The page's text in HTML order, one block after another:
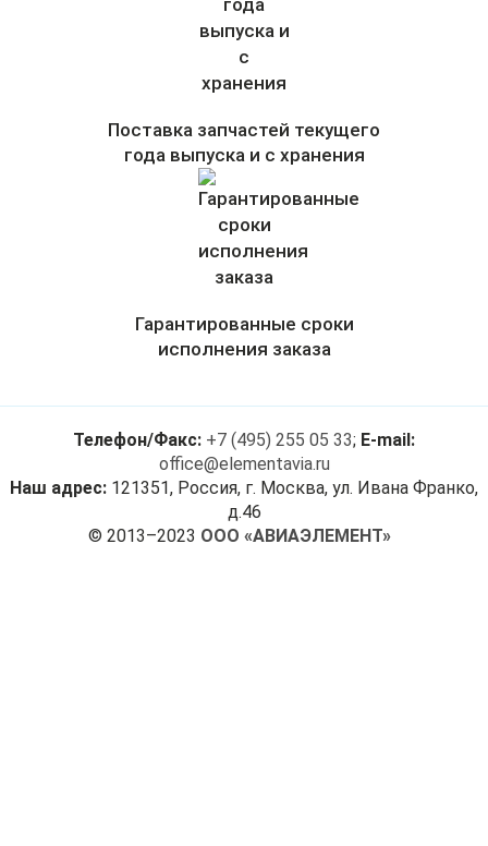
Поставка запчастей текущего
года выпуска и с хранения
Гарантированные сроки
исполнения заказа
Телефон/Факс: +7 (495) 255 05 33; E-mail:
office@elementavia.ru
Наш адрес: 121351, Россия, г. Москва, ул. Ивана Франко,
д.46
© 2013–2023 ООО «АВИАЭЛЕМЕНТ»